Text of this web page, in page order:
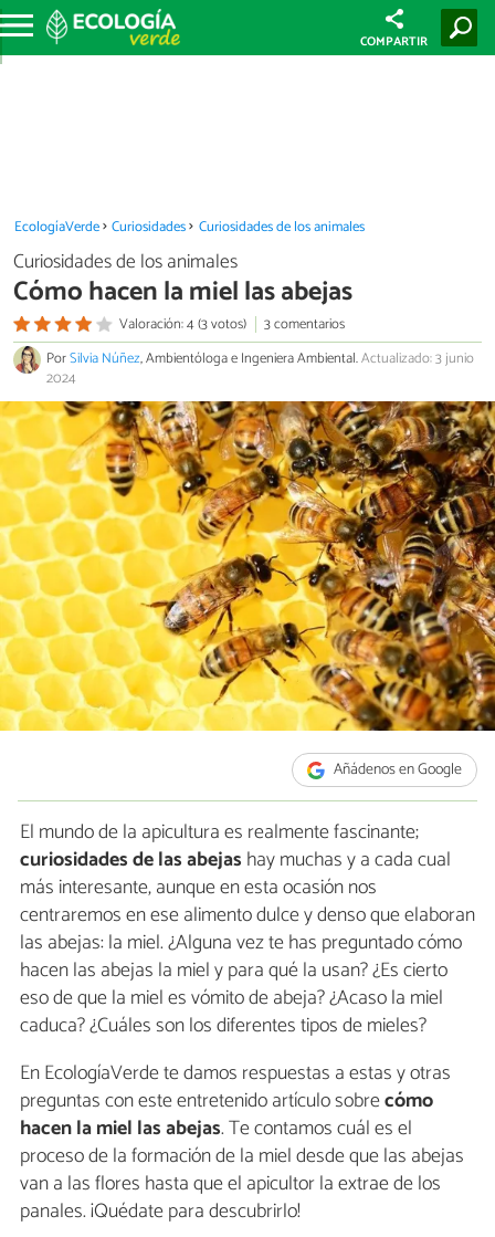
COMPARTIR
EcologíaVerde Curiosidades Curiosidades de los animales
Curiosidades de los animales
Cómo hacen la miel las abejas
Valoración: 4 (3 votos)
3 comentarios
PorSilvia Núñez, Ambientóloga e Ingeniera Ambiental.Actualizado: 3 junio
2024
Añádenos en Google
El mundo de la apicultura es realmente fascinante;
curiosidades de las abejas hay muchas y a cada cual
más interesante, aunque en esta ocasión nos
centraremos en ese alimento dulce y denso que elaboran
las abejas: la miel. ¿Alguna vez te has preguntado cómo
hacen las abejas la miel y para qué la usan? ¿Es cierto
eso de que la miel es vómito de abeja? ¿Acaso la miel
caduca? ¿Cuáles son los diferentes tipos de mieles?
En EcologíaVerde te damos respuestas a estas y otras
preguntas con este entretenido artículo sobrecómo
hacen la miel las abejas. Te contamos cuál es el
proceso de la formación de la miel desde que las abejas
van a las flores hasta que el apicultor la extrae de los
panales. ¡Quédate para descubrirlo!